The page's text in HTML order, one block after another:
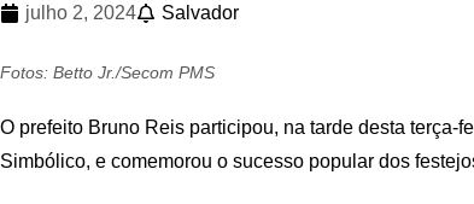
julho 2, 2024 Salvador
Fotos: Betto Jr./Secom PMS
O prefeito Bruno Reis participou, na tarde desta terça-
Simbólico, e comemorou o sucesso popular dos